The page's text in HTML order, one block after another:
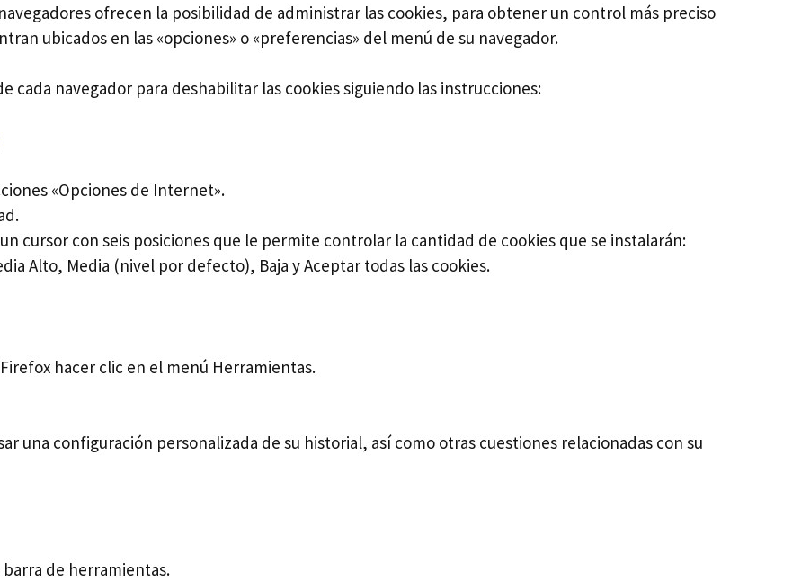
ofrecen la posibilidad de administrar las cookies, para obtener un control más preciso
ubicados en las «opciones» o «preferencias» del menú de su navegador.
cada navegador para deshabilitar las cookies siguiendo las instrucciones:
«Opciones de Internet».
cursor con seis posiciones que le permite controlar la cantidad de cookies que se instalarán:
Alto, Media (nivel por defecto), Baja y Aceptar todas las cookies.
hacer clic en el menú Herramientas.
una configuración personalizada de su historial, así como otras cuestiones relacionadas con su
de herramientas.